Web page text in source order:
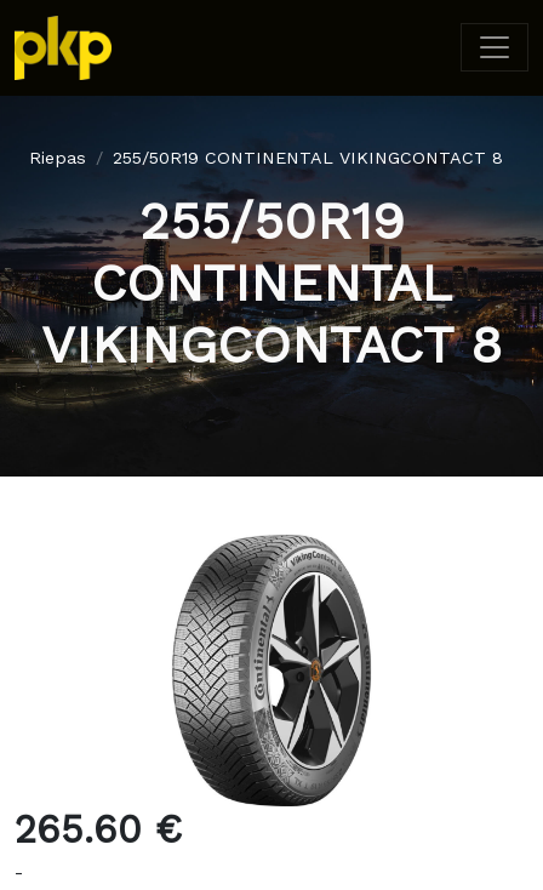
Riepas 255/50R19 CONTINENTAL VIKINGCONTACT 8
255/50R19
CONTINENTAL
VIKINGCONTACT 8
265.60 €
-